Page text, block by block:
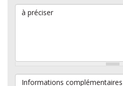
à préciser
Informations complémentaires